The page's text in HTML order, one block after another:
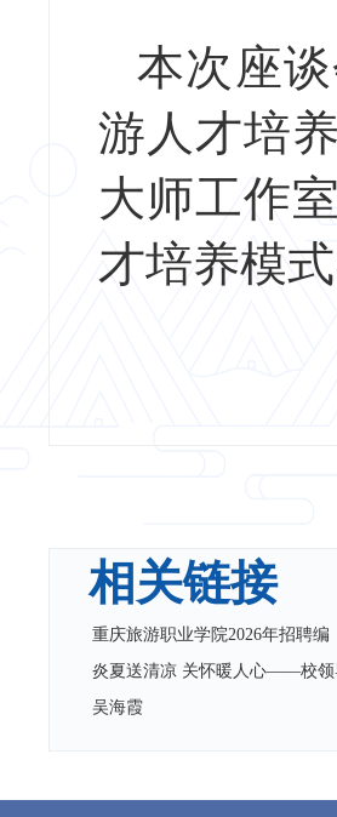
本次座
游人才培
大师工作
才培养模
相关链接
重庆旅游职业学院2026年招聘编
炎夏送清凉 关怀暖人心——校领
吴海霞